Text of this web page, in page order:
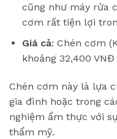
cũng như máy rửa
cơm rất tiện lợi
Giá cả: Chén cơm
khoảng 32,400
Chén cơm này là lựa
gia đình hoặc trong
nghiệm ẩm thực với
thẩm mỹ.